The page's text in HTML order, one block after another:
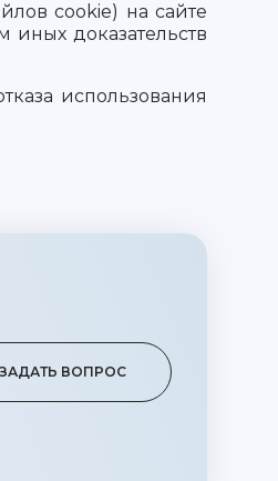
cookie) на сайте
иных доказательств
использования
ЗАДАТЬ ВОПРОС